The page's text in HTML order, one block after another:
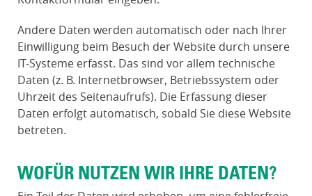
Andere Daten werden automatisch oder nach Ihrer
Einwilligung beim Besuch der Website durch unsere
IT-Systeme erfasst. Das sind vor allem technische
Daten (z. B. Internetbrowser, Betriebssystem oder
Uhrzeit des Seitenaufrufs). Die Erfassung dieser
Daten erfolgt automatisch, sobald Sie diese Website
betreten.
WOFÜR NUTZEN WIR IHRE DATEN?